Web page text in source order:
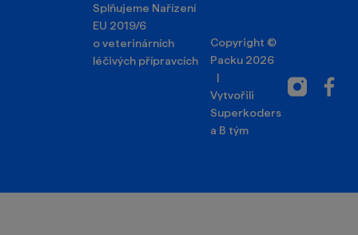
Splňujeme Nařízení
EU 2019/6
o veterinárních
léčivých přípravcích
Copyright ©
Packu 2026
|
Vytvořili
Superkoders
a B tým
Instagram